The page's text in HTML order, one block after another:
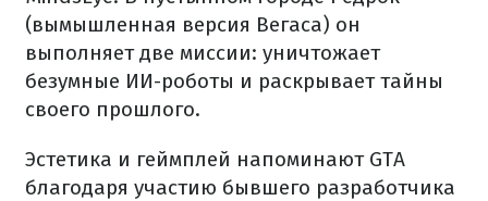
(вымышленная версия Вегаса) он
выполняет две миссии: уничтожает
безумные ИИ-роботы и раскрывает тайны
своего прошлого.
Эстетика и геймплей напоминают GTA
благодаря участию бывшего разработчика